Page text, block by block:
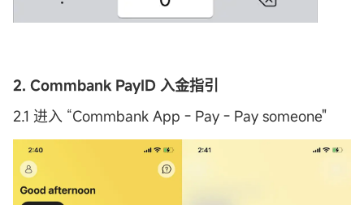
2. Commbank PayID 入金指引
2.1 进入 “Commbank App - Pay - Pay someone"